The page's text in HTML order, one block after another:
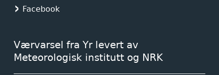
Facebook
Værvarsel fra Yr levert av
Meteorologisk institutt og NRK